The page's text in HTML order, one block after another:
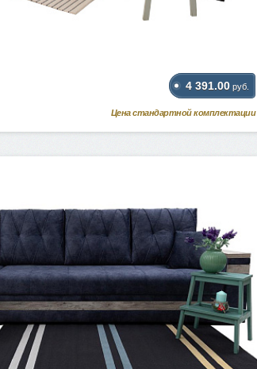
4 391.00 руб.
Цена стандартной комплектации